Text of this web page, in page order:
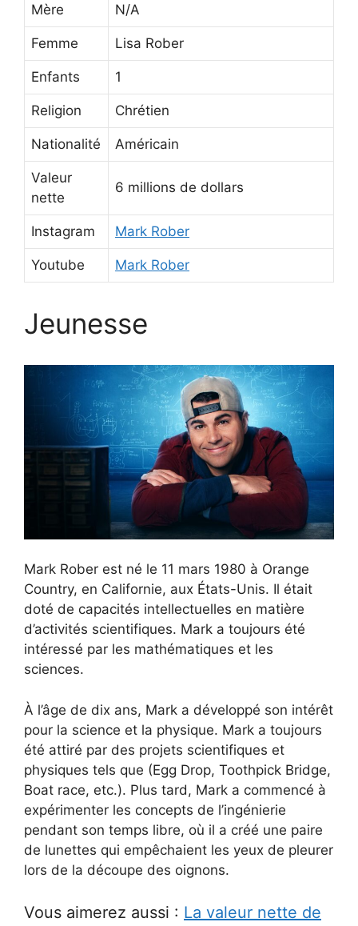
Mère N/A
Femme Lisa Rober
Enfants 1
Religion Chrétien
Nationalité Américain
Valeur
nette
6 millions de dollars
Instagram Mark Rober
Youtube Mark Rober
Jeunesse
Mark Rober est né le 11 mars 1980 à Orange
Country, en Californie, aux États-Unis. Il était
doté de capacités intellectuelles en matière
d’activités scientifiques. Mark a toujours été
intéressé par les mathématiques et les
sciences.
À l’âge de dix ans, Mark a développé son intérêt
pour la science et la physique. Mark a toujours
été attiré par des projets scientifiques et
physiques tels que (Egg Drop, Toothpick Bridge,
Boat race, etc.). Plus tard, Mark a commencé à
expérimenter les concepts de l’ingénierie
pendant son temps libre, où il a créé une paire
de lunettes qui empêchaient les yeux de pleurer
lors de la découpe des oignons.
Vous aimerez aussi : La valeur nette de